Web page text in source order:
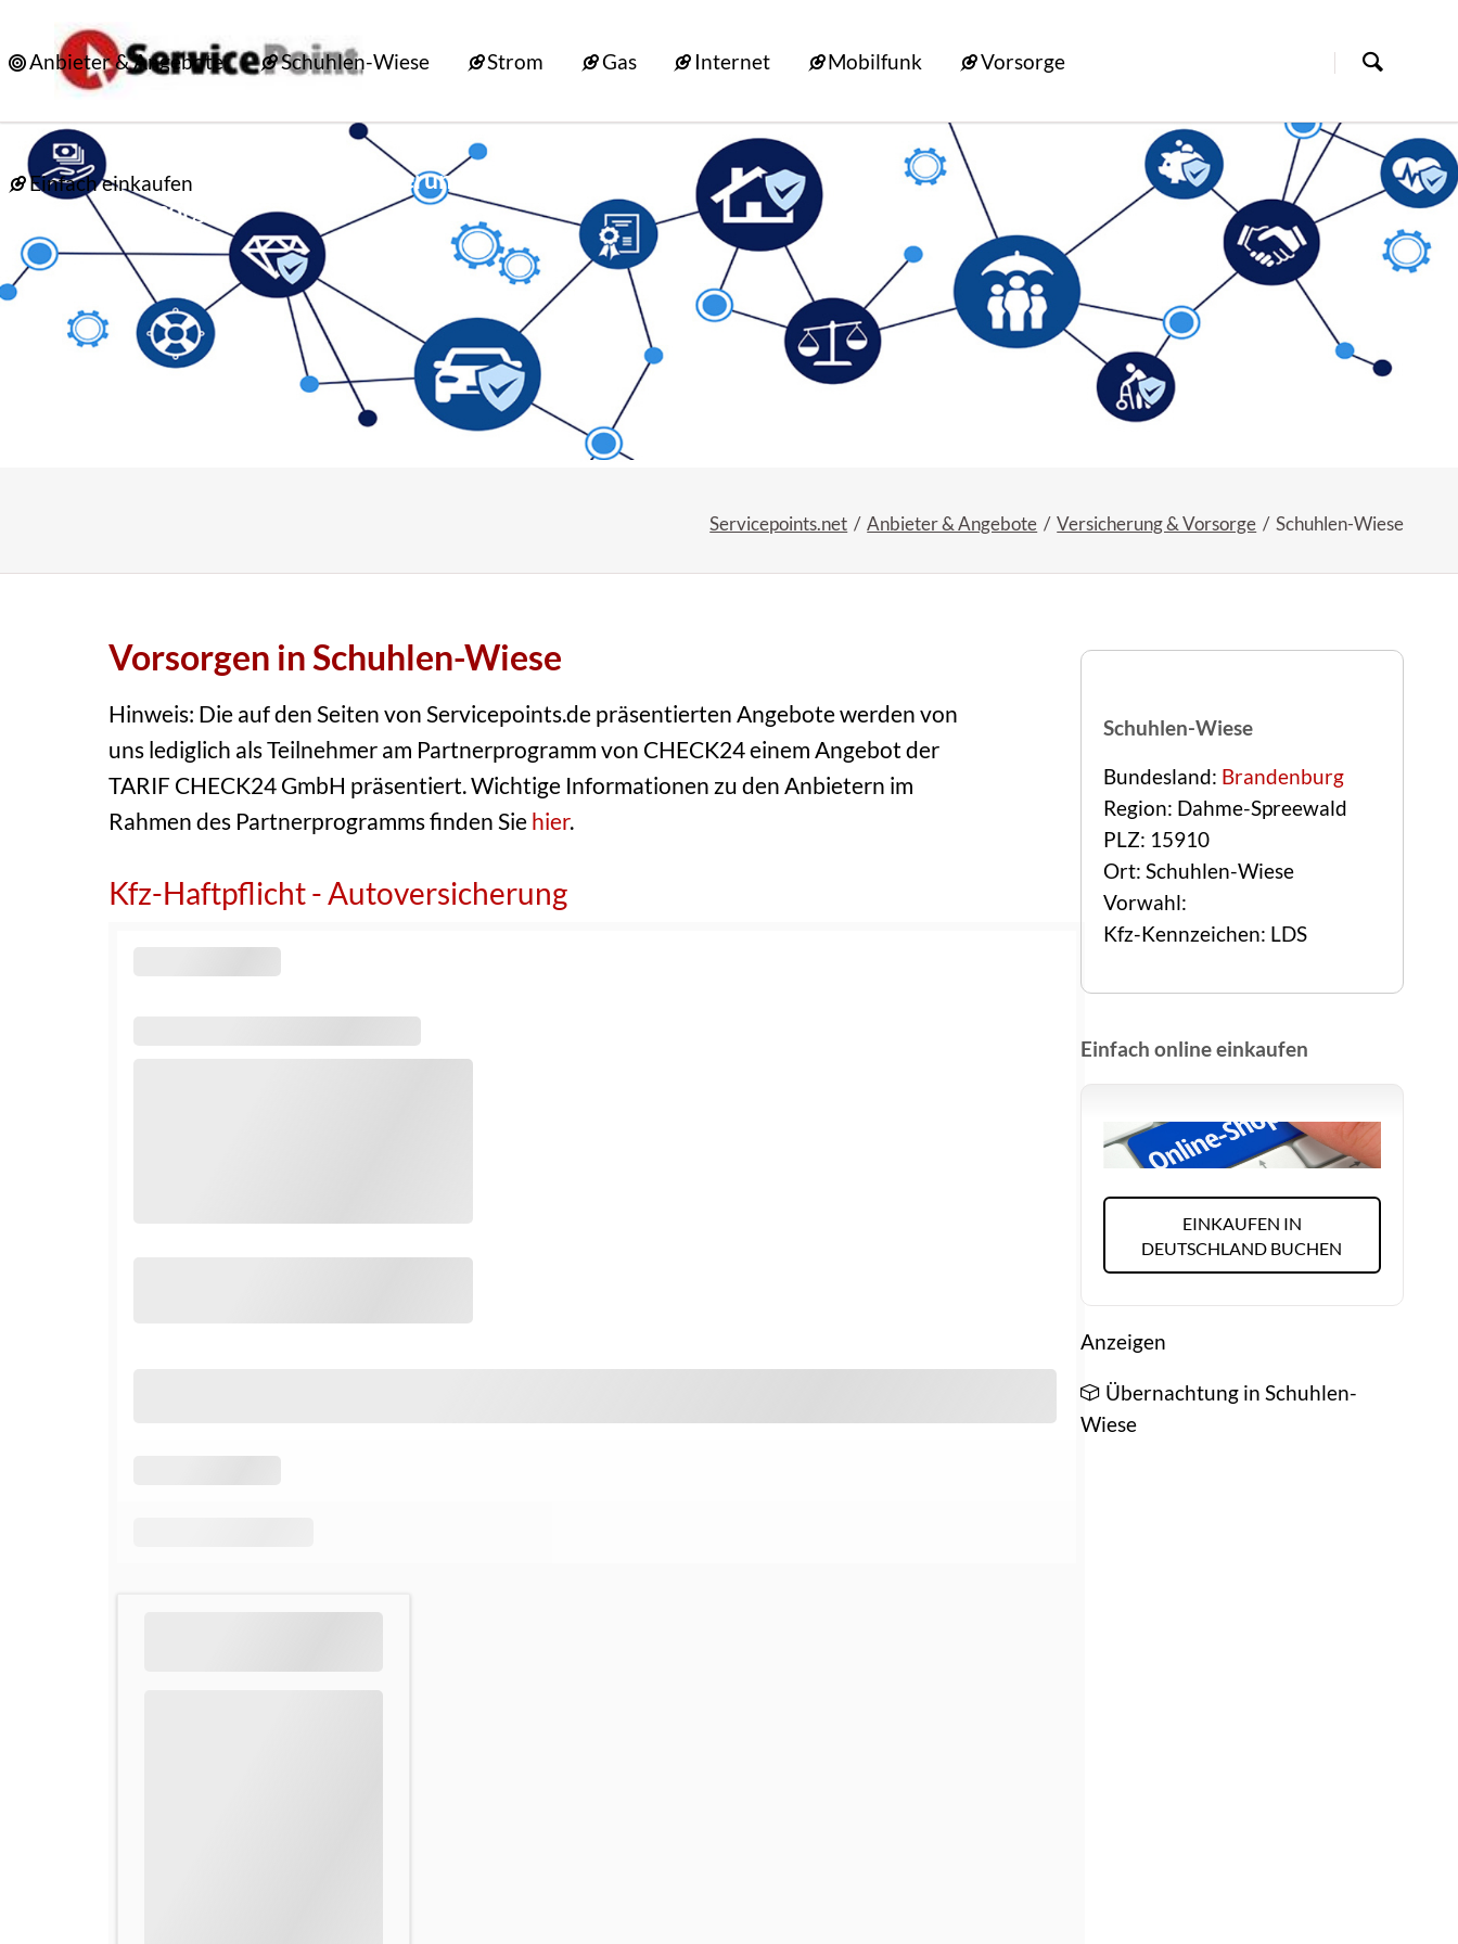
Anbieter & Angebote Schuhlen-Wiese Strom Gas Internet Mobilfunk Vorsorge
Einfach einkaufenSchuhlen-Wiese – Versicherung und
Vorsorge
Servicepoints.net Anbieter & Angebote Versicherung & Vorsorge Schuhlen-Wiese
Vorsorgen in Schuhlen-Wiese
Hinweis: Die auf den Seiten von Servicepoints.de präsentierten Angebote werden von
uns lediglich als Teilnehmer am Partnerprogramm von CHECK24 einem Angebot der
TARIF CHECK24 GmbH präsentiert. Wichtige Informationen zu den Anbietern im
Rahmen des Partnerprogramms finden Siehier.
Kfz-Haftpflicht - Autoversicherung
Schuhlen-Wiese
Bundesland: Brandenburg
Region: Dahme-Spreewald
PLZ: 15910
Ort: Schuhlen-Wiese
Vorwahl:
Kfz-Kennzeichen: LDS
Einfach online einkaufen
EINKAUFEN IN
DEUTSCHLAND BUCHEN
Anzeigen
Übernachtung in Schuhlen-
Wiese